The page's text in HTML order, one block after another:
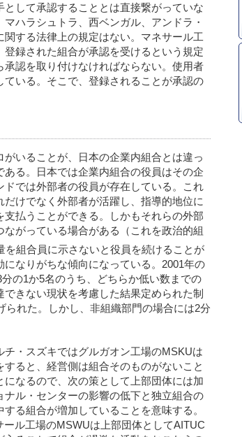
して承認することとは直接繋がっていな
ハラシュトラ、西ベンガル、アンドラ・
する法律上の規定はない。マネサール工
録された組合が承認を受けるという規定
認を取り付けなければならない。使用者
いる。そこで、登録されることが承認の
いることが、日本の企業内組合とは違っ
る。日本では企業内組合の役員はその企
では外部者の役員が存在している。これ
けでなく外部者が活躍し、指導的地位に
払うことができる。しかもそれらの外部
がっている場合がある（これを政治的組
を組合員に示さないと役員を続けることが
なりがちな傾向になっている。2001年の
の1か5名のうち、どちらか低い数までの
きない現状を考慮した結果定められた制
られた。しかし、非組織部門の場合には2分
・スズキではグルガオン工場のMSKUは
ると、経営側は組合そのものがないこと
なるので、次の策として上部団体には加
ル・センターの影響の低下と独立組合の
る組合が増加していることを意味する。
ル工場のMSWUは上部団体としてAITUC